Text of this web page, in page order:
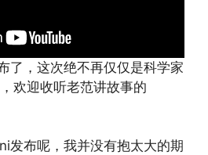
了，这次绝不再仅仅是科学家
欢迎收听老范讲故事的
发布呢，我并没有抱太大的期